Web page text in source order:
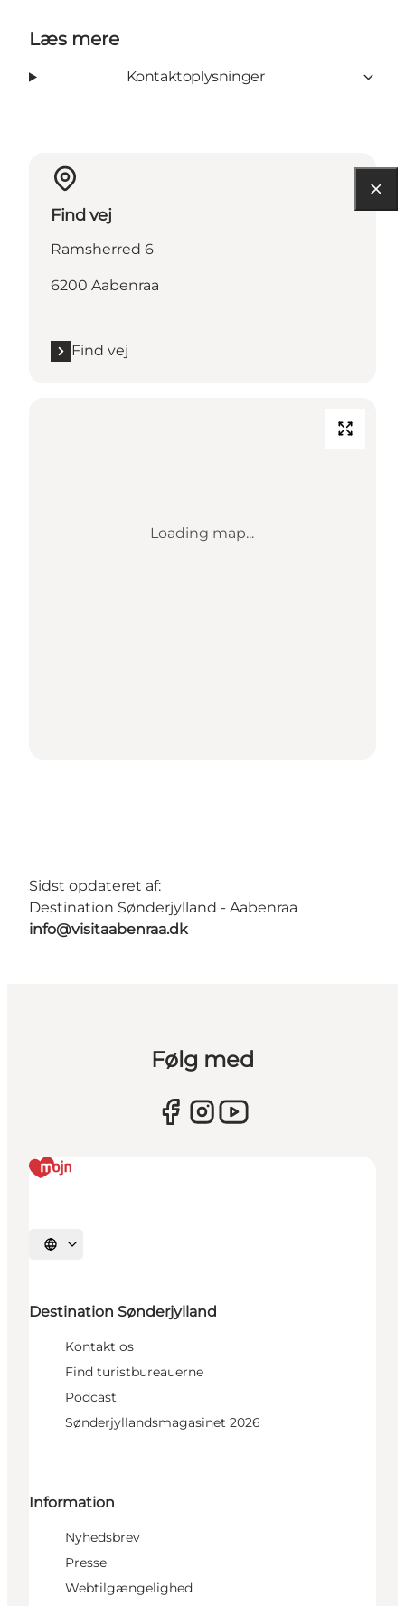
Læs mere
Kontaktoplysninger
Find vej
Ramsherred 6
6200 Aabenraa
Find vej
Loading map...
Sidst opdateret af:
Destination Sønderjylland - Aabenraa
info@visitaabenraa.dk
Følg med
Vælg sprog
Destination Sønderjylland
Kontakt os
Find turistbureauerne
Podcast
Sønderjyllandsmagasinet 2026
Information
Nyhedsbrev
Presse
Webtilgængelighed